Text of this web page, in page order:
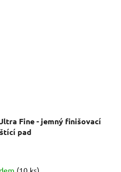
Fine - jemný finišovací
pad
(10 ks)